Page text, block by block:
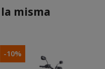
misma
-10%